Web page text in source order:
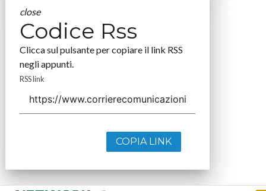
close
Codice Rss
Clicca sul pulsante per copiare il link RSS
negli appunti.
RSS link
COPIA LINK